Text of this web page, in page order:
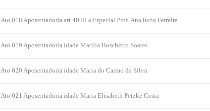
Ato 018 Aposentadoria art 40 III a Especial Prof. Ana lucia Ferreira
Ato 019 Aposentadoria idade Marilia Boschetto Soares
Ato 020 Aposentadoria idade Maria do Carmo da Silva
Ato 021 Aposentadoria idade Marta Elisabeth Petzke Costa